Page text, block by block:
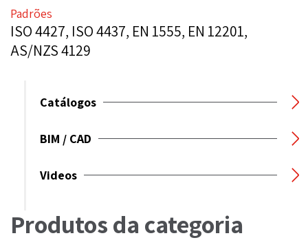
Padrões
ISO 4427, ISO 4437, EN 1555, EN 12201,
AS/NZS 4129
Catálogos
BIM / CAD
Videos
Produtos da categoria